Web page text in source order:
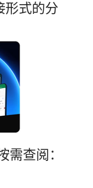
形式的分
查阅：